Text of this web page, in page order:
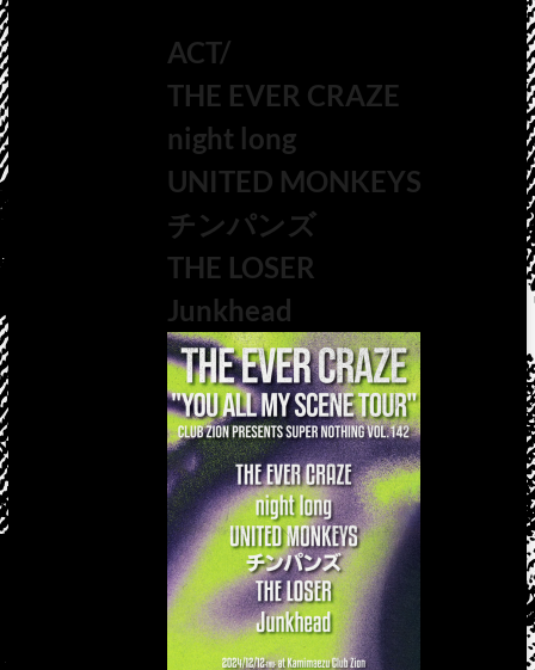
ACT/
THE EVER CRAZE
night long
UNITED MONKEYS
チンパンズ
THE LOSER
Junkhead